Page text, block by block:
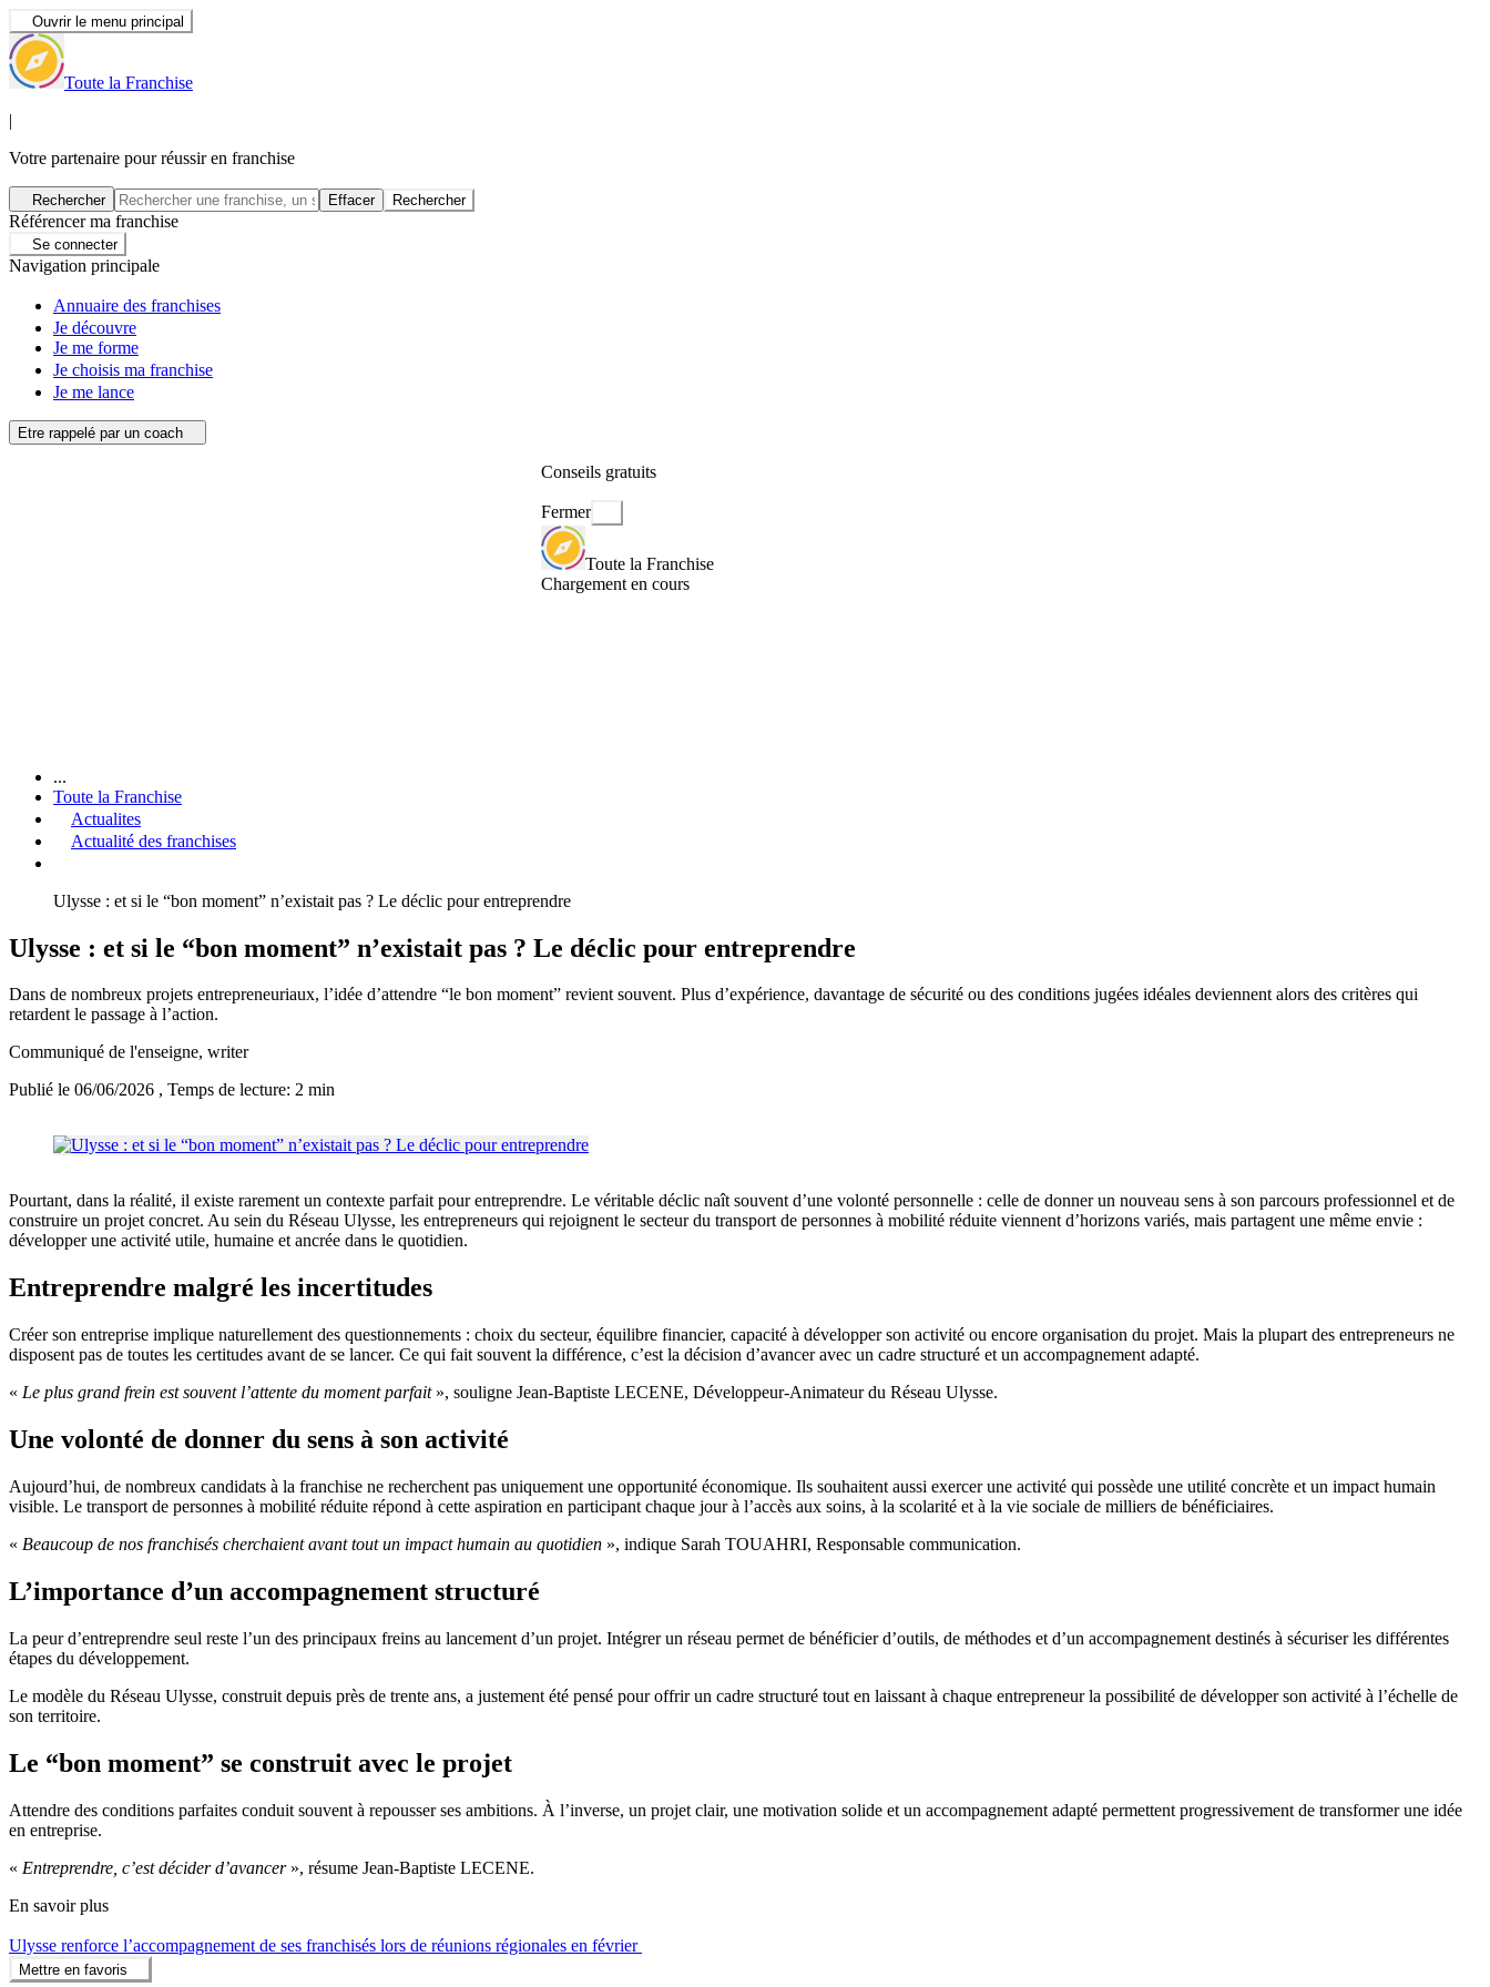
Ouvrir le menu principal
Toute la Franchise
|
Votre partenaire pour réussir en franchise
Rechercher Effacer Rechercher
Référencer ma franchise
Se connecter
Navigation principale
Annuaire des franchises
Je découvre
Je me forme
Je choisis ma franchise
Je me lance
Etre rappelé par un coach
Conseils gratuits
Fermer
Toute la Franchise
Chargement en cours
...
Toute la Franchise
Actualites
Actualité des franchises
Ulysse : et si le “bon moment” n’existait pas ? Le déclic pour entreprendre
Ulysse : et si le “bon moment” n’existait pas ? Le déclic pour entreprendre
Dans de nombreux projets entrepreneuriaux, l’idée d’attendre “le bon moment” revient souvent. Plus d’expérience, davantage de sécurité ou des conditions jugées idéales deviennent alors des critères qui
retardent le passage à l’action.
Communiqué de l'enseigne, writer
Publié le 06/06/2026 , Temps de lecture: 2 min
Pourtant, dans la réalité, il existe rarement un contexte parfait pour entreprendre. Le véritable déclic naît souvent d’une volonté personnelle : celle de donner un nouveau sens à son parcours professionnel et de
construire un projet concret. Au sein du Réseau Ulysse, les entrepreneurs qui rejoignent le secteur du transport de personnes à mobilité réduite viennent d’horizons variés, mais partagent une même envie :
développer une activité utile, humaine et ancrée dans le quotidien.
Entreprendre malgré les incertitudes
Créer son entreprise implique naturellement des questionnements : choix du secteur, équilibre financier, capacité à développer son activité ou encore organisation du projet. Mais la plupart des entrepreneurs ne
disposent pas de toutes les certitudes avant de se lancer. Ce qui fait souvent la différence, c’est la décision d’avancer avec un cadre structuré et un accompagnement adapté.
« Le plus grand frein est souvent l’attente du moment parfait», souligne Jean-Baptiste LECENE, Développeur-Animateur du Réseau Ulysse.
Une volonté de donner du sens à son activité
Aujourd’hui, de nombreux candidats à la franchise ne recherchent pas uniquement une opportunité économique. Ils souhaitent aussi exercer une activité qui possède une utilité concrète et un impact humain
visible. Le transport de personnes à mobilité réduite répond à cette aspiration en participant chaque jour à l’accès aux soins, à la scolarité et à la vie sociale de milliers de bénéficiaires.
« Beaucoup de nos franchisés cherchaient avant tout un impact humain au quotidien », indique Sarah TOUAHRI, Responsable communication.
L’importance d’un accompagnement structuré
La peur d’entreprendre seul reste l’un des principaux freins au lancement d’un projet. Intégrer un réseau permet de bénéficier d’outils, de méthodes et d’un accompagnement destinés à sécuriser les différentes
étapes du développement.
Le modèle du Réseau Ulysse, construit depuis près de trente ans, a justement été pensé pour offrir un cadre structuré tout en laissant à chaque entrepreneur la possibilité de développer son activité à l’échelle de
son territoire.
Le “bon moment” se construit avec le projet
Attendre des conditions parfaites conduit souvent à repousser ses ambitions. À l’inverse, un projet clair, une motivation solide et un accompagnement adapté permettent progressivement de transformer une idée
en entreprise.
« Entreprendre, c’est décider d’avancer», résume Jean-Baptiste LECENE.
En savoir plus
Ulysse renforce l’accompagnement de ses franchisés lors de réunions régionales en février
Mettre en favoris